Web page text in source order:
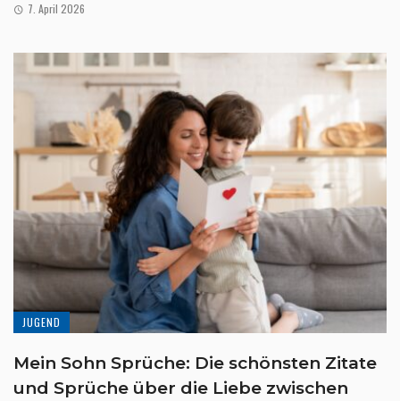
7. April 2026
JUGEND
Mein Sohn Sprüche: Die schönsten Zitate
und Sprüche über die Liebe zwischen